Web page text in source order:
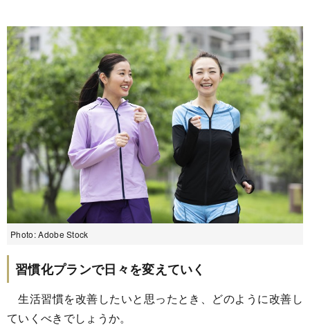
Photo: Adobe Stock
習慣化プランで日々を変えていく
生活習慣を改善したいと思ったとき、どのように改善し
ていくべきでしょうか。